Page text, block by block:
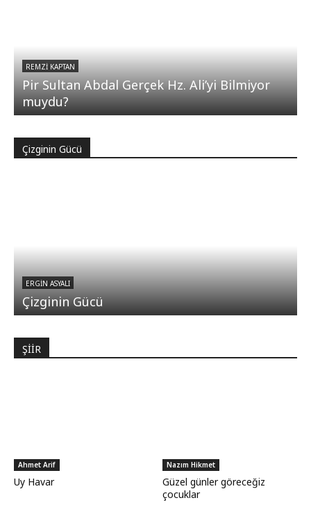
REMZI KAPTAN
Pir Sultan Abdal Gerçek Hz. Ali’yi Bilmiyor
muydu?
Çizginin Gücü
ERGIN ASYALI
Çizginin Gücü
ŞİİR
Ahmet Arif
Uy Havar
Nazım Hikmet
Güzel günler göreceğiz
çocuklar